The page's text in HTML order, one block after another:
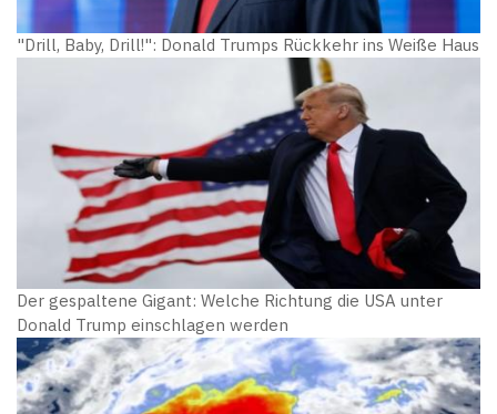
"Drill, Baby, Drill!": Donald Trumps Rückkehr ins Weiße Haus
Der gespaltene Gigant: Welche Richtung die USA unter
Donald Trump einschlagen werden